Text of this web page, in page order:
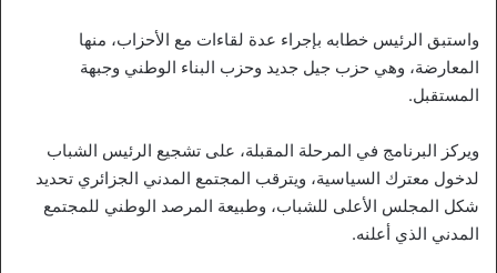
واستبق الرئيس خطابه بإجراء عدة لقاءات مع الأحزاب، منها
المعارضة، وهي حزب جيل جديد وحزب البناء الوطني وجبهة
المستقبل.
ويركز البرنامج في المرحلة المقبلة، على تشجيع الرئيس الشباب
لدخول معترك السياسية، ويترقب المجتمع المدني الجزائري تحديد
شكل المجلس الأعلى للشباب، وطبيعة المرصد الوطني للمجتمع
المدني الذي أعلنه.